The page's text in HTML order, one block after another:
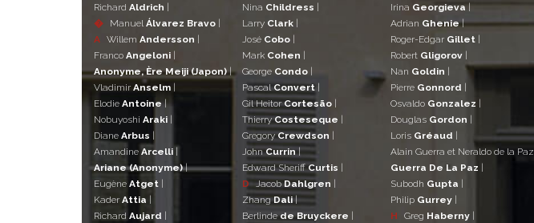
Richard Aldrich
�
ManuelÁlvarez Bravo
A Willem Andersson
Franco Angeloni
Anonyme, Ère Meiji (Japon)|
Vladimir Anselm
Elodie Antoine|
Nobuyoshi Araki
Diane Arbus
Amandine Arcelli
Ariane (Anonyme)|
Eugène Atget
Kader Attia
Richard Aujard
Nina Childress
Larry Clark
José Cobo
Mark Cohen
George Condo
PascalConvert
Gil HeitorCortesão
ThierryCosteseque
GregoryCrewdson
JohnCurrin|
Edward SheriffCurtis
D JacobDahlgren
ZhangDali|
Berlindede Bruyckere
Irina Georgieva|
Adrian Ghenie|
Roger-Edgar Gillet
Robert Gligorov
Nan Goldin
Pierre Gonnord
Osvaldo Gonzalez
Douglas Gordon
Loris Gréaud
Alain Guerra et Neraldo de la Paz
Guerra De La Paz
Subodh Gupta
Philip Gurrey
H
Greg Haberny